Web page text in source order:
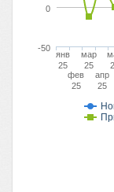
янв
25
фев
25
мар
25
апр
25
0
-50